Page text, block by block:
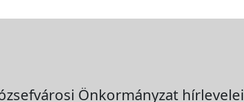
Önkormányzat hírlevelei